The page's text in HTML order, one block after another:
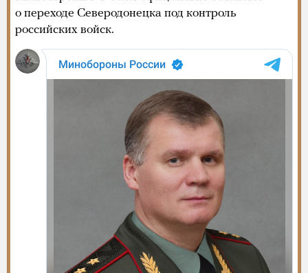
о переходе Северодонецка под контроль
российских войск.